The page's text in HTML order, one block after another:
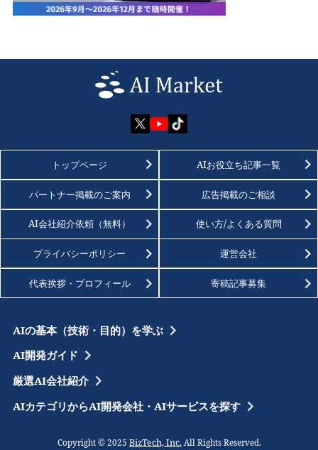
トップページ AIお役立ち記事一覧
パートナー掲載のご案内 広告掲載のご相談
AI会社紹介依頼（無料） 使い方/よくある質問
プライバシーポリシー 運営会社
代表挨拶・プロフィール 寄稿記事募集
AIの基本（技術・目的）を学ぶ
AI開発ガイド
厳選AI会社紹介
AIカテゴリからAI開発会社・AIサービスを探す
Copyright © 2025 BizTech, Inc.All Rights Reserved.